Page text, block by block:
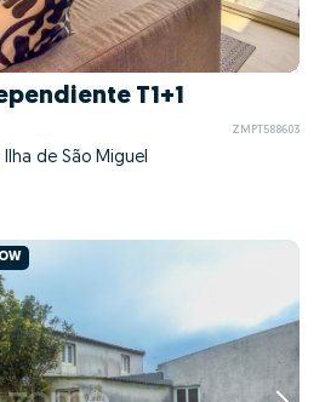
T1+1
ZMPT588603
de São Miguel